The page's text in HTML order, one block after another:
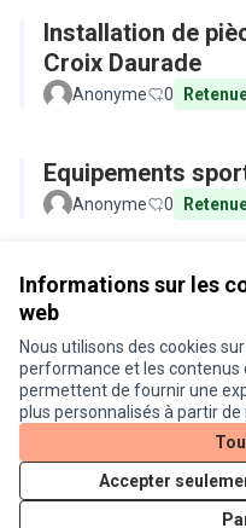
Informations sur les
web
Nous utilisons des cookies
performance et les contenus
permettent de fournir une
plus personnalisés à partir
Accepter
Installation de
Croix Daurade
Anonyme 0
Equipements
Anonyme 0
Conditions d'utilisation
Paramètres des cookies
Je participe ! sur X
(Lien externe)
Je participe ! sur
Je participe ! sur